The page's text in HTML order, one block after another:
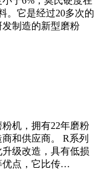
。它是经过20多次的
制造的新型磨粉
机，拥有22年磨粉
和供应商。 R系列
级改造，具有低损
优点，它比传…